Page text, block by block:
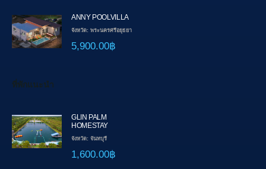
ANNY POOLVILLA
จังหวัด: พระนครศรีอยุธยา
5,900.00฿
ที่พักแนะนำ
GLIN PALM
HOMESTAY
จังหวัด: จันทบุรี
1,600.00฿